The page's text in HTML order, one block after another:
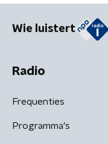
Wie luistert
Radio
Frequenties
Programma's